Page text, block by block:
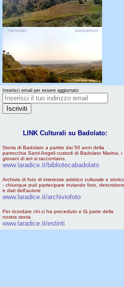
Inserisci email per essere aggiornato
LINK Culturali su Badolato:
Storia di Badolato a partire dai 50 anni della
parrocchia Santi Angeli custodi di Badolato Marina, i
giovani di ieri si raccontano.
www.laradice.it/bibliotecabadolato
Archivio di foto di interesse artistico culturale e
- chiunque può partecipare inviando foto, descrizione
e dati dell'autore
www.laradice.it/archiviofoto
Per ricordare chi ci ha preceduto e fà parte della
nostra storia
www.laradice.it/estinti